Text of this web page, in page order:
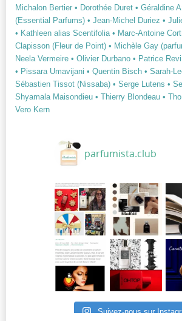
Michalon Bertier • Dorothée Duret • Géraldine
(Essential Parfums) • Jean-Michel Duriez •
• Kathleen alias Scentifolia • Marc-Antoine
Clapisson (Fleur de Point) • Michèle Gay
Neela Vermeire • Olivier Durbano • Patrice
• Pissara Umavijani • Quentin Bisch • Sarah-
Sébastien Tissot (Nissaba) • Serge Lutens •
Shyamala Maisondieu • Thierry Blondeau •
Vero Kern
parfumista.club
Suivez-nous sur